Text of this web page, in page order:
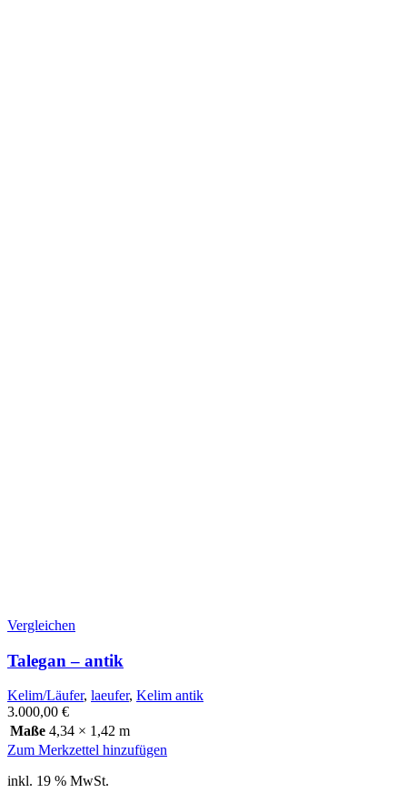
Vergleichen
Talegan – antik
Kelim/Läufer, laeufer, Kelim antik
3.000,00 €
Maße 4,34 × 1,42 m
Zum Merkzettel hinzufügen
inkl. 19 % MwSt.